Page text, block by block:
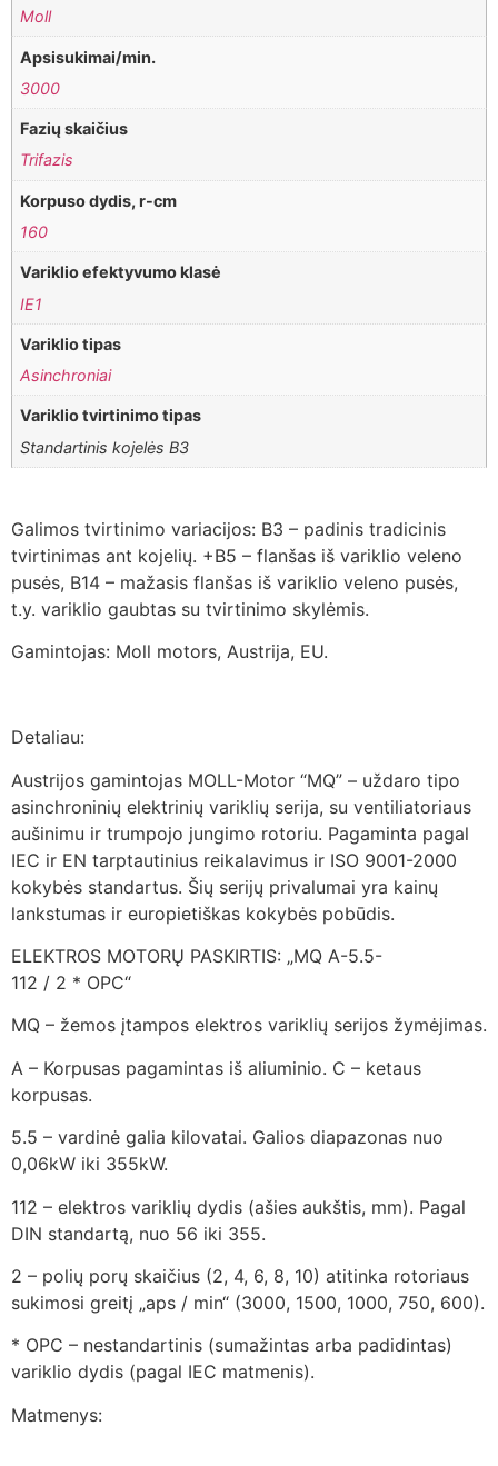
Moll
Apsisukimai/min.
3000
Fazių skaičius
Trifazis
Korpuso dydis, r-cm
160
Variklio efektyvumo klasė
IE1
Variklio tipas
Asinchroniai
Variklio tvirtinimo tipas
Standartinis kojelės B3
Galimos tvirtinimo variacijos: B3 – padinis tradicinis
tvirtinimas ant kojelių. +B5 – flanšas iš variklio veleno
pusės, B14 – mažasis flanšas iš variklio veleno pusės,
t.y. variklio gaubtas su tvirtinimo skylėmis.
Gamintojas: Moll motors, Austrija, EU.
Detaliau:
Austrijos gamintojas MOLL-Motor “MQ” – uždaro tipo
asinchroninių elektrinių variklių serija, su ventiliatoriaus
aušinimu ir trumpojo jungimo rotoriu. Pagaminta pagal
IEC ir EN tarptautinius reikalavimus ir ISO 9001-2000
kokybės standartus. Šių serijų privalumai yra kainų
lankstumas ir europietiškas kokybės pobūdis.
ELEKTROS MOTORŲ PASKIRTIS: „MQ A-5.5-
112 / 2 * OPC“
MQ – žemos įtampos elektros variklių serijos žymėjimas.
A – Korpusas pagamintas iš aliuminio. C – ketaus
korpusas.
5.5 – vardinė galia kilovatai. Galios diapazonas nuo
0,06kW iki 355kW.
112 – elektros variklių dydis (ašies aukštis, mm). Pagal
DIN standartą, nuo 56 iki 355.
2 – polių porų skaičius (2, 4, 6, 8, 10) atitinka rotoriaus
sukimosi greitį „aps / min“ (3000, 1500, 1000, 750, 600).
* OPC – nestandartinis (sumažintas arba padidintas)
variklio dydis (pagal IEC matmenis).
Matmenys: